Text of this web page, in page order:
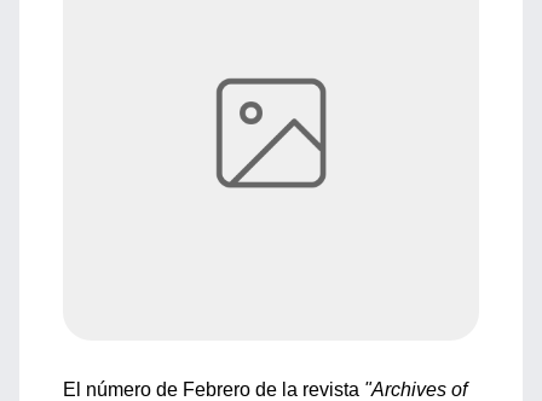
El número de Febrero de la revista "Archives of